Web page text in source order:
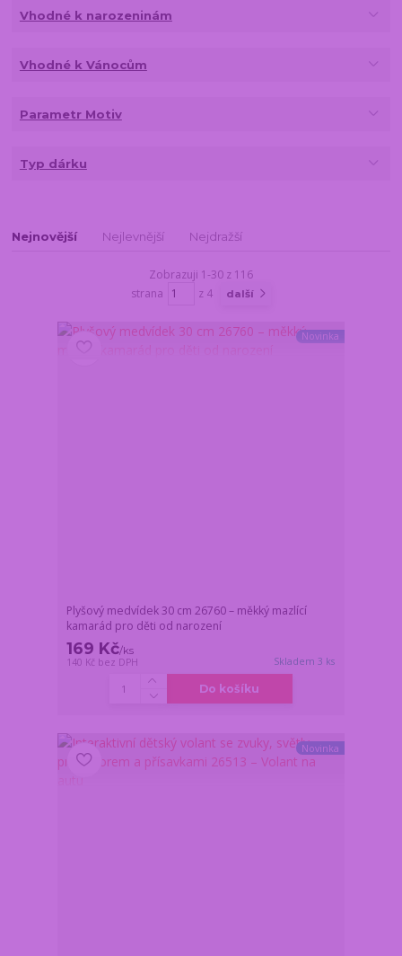
Vhodné k narozeninám
Vhodné k Vánocům
Parametr Motiv
Typ dárku
Nejnovější Nejlevnější Nejdražší
Zobrazuji 1-30 z 116
strana
z 4 další
Novinka
Plyšový medvídek 30 cm 26760 – měkký mazlící
kamarád pro děti od narození
169 Kč/ks
140 Kč bez DPH Skladem 3 ks
Do košíku
Novinka